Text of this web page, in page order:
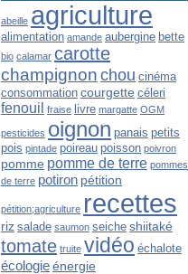
abeille agriculture
alimentation amande aubergine bette
bio calamar carotte
champignon chou cinéma
consommation courgette céleri
fenouil fraise livre margatte OGM
pesticides oignon panais petits
pois pintade poireau poisson poivron
pomme pomme de terre pommes
de terre potiron pétition
pétition;agriculture recettes
riz salade saumon seiche shiitaké
tomate truite vidéo échalote
écologieénergie